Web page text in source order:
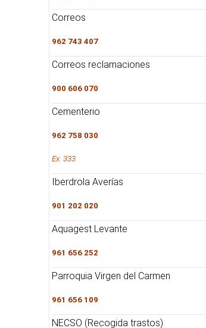
Correos
962 743 407
Correos reclamaciones
900 606 070
Cementerio
962 758 030
Ex. 333
Iberdrola Averías
901 202 020
Aquagest Levante
961 656 252
Parroquia Virgen del Carmen
961 656 109
NECSO (Recogida trastos)